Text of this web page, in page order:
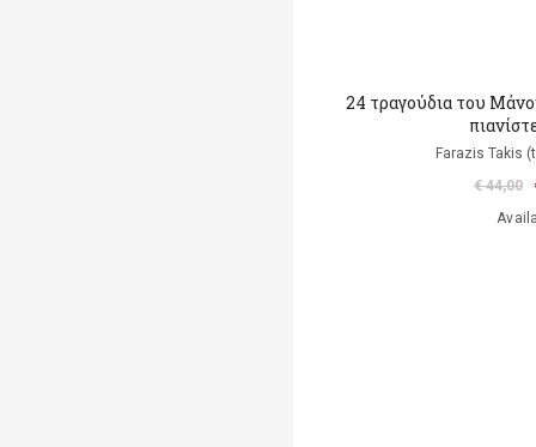
24 τραγούδια του
Farazis Takis
€ 44,00